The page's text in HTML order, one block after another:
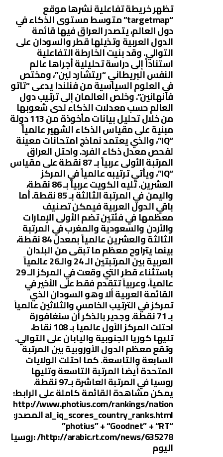
تظهر خريطة تفاعلية نشرها موقع
“targetmap” متوسط مستوى الذكاء في
دول العالم، يتصدر العراق فيها قائمة
الدول العربية وتذيلها قطر والسودان على
التوالي. وقد بنيت الخارطة التفاعلية
استناداً إلى دراسة تحليلية أجراها عالم
النفس البريطاني “ريتشارد لين”، ومختص
في العلوم السياسية من فنلندا يدعى “تاتو
فانهانين”. وخلص العالمان إلى ترتيب دول
العالم حسب معدلات الذكاء لدى شعوبها
من خلال تحليل بيانات مأخوذة من 113 دولة
مبنية على مقياس الذكاء الشهير عالمياً
“IQ”، والذي يعتمد نماذج امتحانات معينة
لفحص معدل ذكاء الفرد. واحتل العراق
المرتبة الأولى عربياً بـ 87 نقطة على مقياس
“IQ”، ويأتي ترتيبه عالمياً في المركز
العشرين. تليه الكويت عربياً بـ 86 نقطة،
واليمن في المرتبة الثالثة بـ 85 نقطة. أما
باقي الدول العربية فيمكن تصنيف
معظمها في فئتين تضم الأولى الإمارات
والأردن والسعودية والمغرب في المرتبة
الثالثة والعشرين عالمياً بمعدل 84 نقطة،
بينما يتراوح معظم ما تبقى من البلدان
العربية بين المرتبتين الـ 24 والـ26 عالمياً
باستثناء قطر التي وقعت في المركز الـ 29
عالمياً، وعربياً تتقدم فقط على الأخير في
القائمة العربية ألا وهو السودان الذي
تمركز في الترتيب الخامس والثلاثين عالمياً
بـ 71 نقطة. وجدير بالذكر أن سنغافورة
احتلت المركز الأول عالمياً بـ 108 نقاط،
تليها كوريا الجنوبية واليابان على التوالي.
وتقع معظم الدول الأوروبية بين المرتبة
السابعة والتاسعة. كما احتلت الولايات
المتحدة أيضاً المرتبة التاسعة وتليها
روسيا في المرتبة العاشرة بـ97 نقطة.
يمكن مشاهدة القائمة كاملة على الرابط:
http://www.photius.com/rankings/nation
al_iq_scores_country_ranks.html المصدر:
“photius” + “Goodnet” + “RT”
http://arabic.rt.com/news/635278/ :روسيا
اليوم